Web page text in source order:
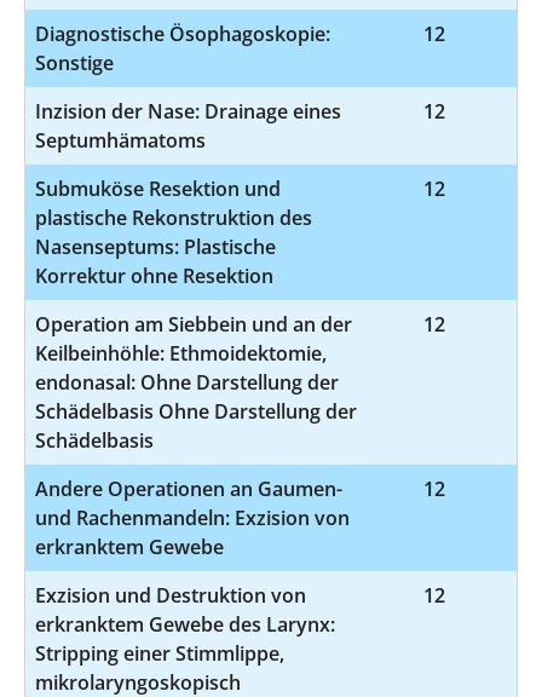
Diagnostische Ösophagoskopie:
Sonstige
12
Inzision der Nase: Drainage eines
Septumhämatoms
12
Submuköse Resektion und
plastische Rekonstruktion des
Nasenseptums: Plastische
Korrektur ohne Resektion
12
Operation am Siebbein und an der
Keilbeinhöhle: Ethmoidektomie,
endonasal: Ohne Darstellung der
Schädelbasis Ohne Darstellung der
Schädelbasis
12
Andere Operationen an Gaumen-
und Rachenmandeln: Exzision von
erkranktem Gewebe
12
Exzision und Destruktion von
erkranktem Gewebe des Larynx:
Stripping einer Stimmlippe,
mikrolaryngoskopisch
12